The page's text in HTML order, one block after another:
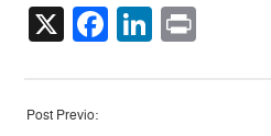
X Facebook
LinkedIn
Post Previo: